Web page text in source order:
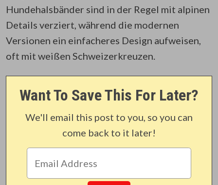
Hundehalsbänder sind in der Regel mit alpinen
Details verziert, während die modernen
Versionen ein einfacheres Design aufweisen,
oft mit weißen Schweizerkreuzen.
Want To Save This For Later?
We'll email this post to you, so you can
come back to it later!